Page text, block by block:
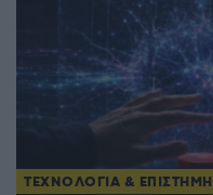
ΤΕΧΝΟΛΟΓΙΑ & ΕΠΙΣΤΗΜΗ